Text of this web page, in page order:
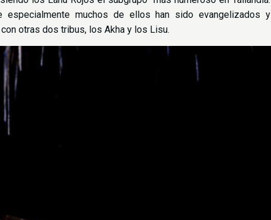
especialmente muchos de ellos han sido evangelizados y
otras dos tribus, los Akha y los Lisu.